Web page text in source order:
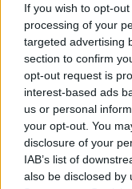
If you wish to opt-
processing of your
targeted advertising
section to confirm
opt-out request is
interest-based ads
us or personal
your opt-out. You
disclosure of your
IAB’s list of
also be disclosed by
B
O C
B
A N
Palabras extra:
N
A
O
C
O
N
C
A B